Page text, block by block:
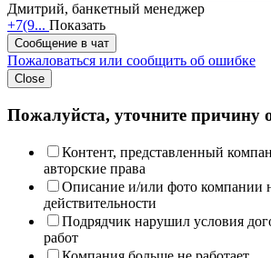
Дмитрий, банкетный менеджер
+7(9... Показать
Сообщение в чат
Пожаловаться или сообщить об ошибке
Close
Пожалуйста, уточните причину
Контент, представленный
авторские права
Описание и/или фото компании
действительности
Подрядчик нарушил условия
работ